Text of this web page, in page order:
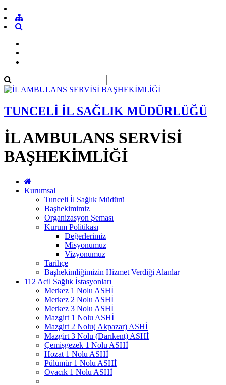
TUNCELİ İL SAĞLIK MÜDÜRLÜĞÜ
İL AMBULANS SERVİSİ
BAŞHEKİMLİĞİ
Kurumsal
Tunceli İl Sağlık Müdürü
Başhekimimiz
Organizasyon Şeması
Kurum Politikası
Değerlerimiz
Misyonumuz
Vizyonumuz
Tarihçe
Başhekimliğimizin Hizmet Verdiği Alanlar
112 Acil Sağlık İstasyonları
Merkez 1 Nolu ASHİ
Merkez 2 Nolu ASHİ
Merkez 3 Nolu ASHİ
Mazgirt 1 Nolu ASHİ
Mazgirt 2 Nolu( Akpazar) ASHİ
Mazgirt 3 Nolu (Darıkent) ASHİ
Çemişgezek 1 Nolu ASHİ
Hozat 1 Nolu ASHİ
Pülümür 1 Nolu ASHİ
Ovacık 1 Nolu ASHİ